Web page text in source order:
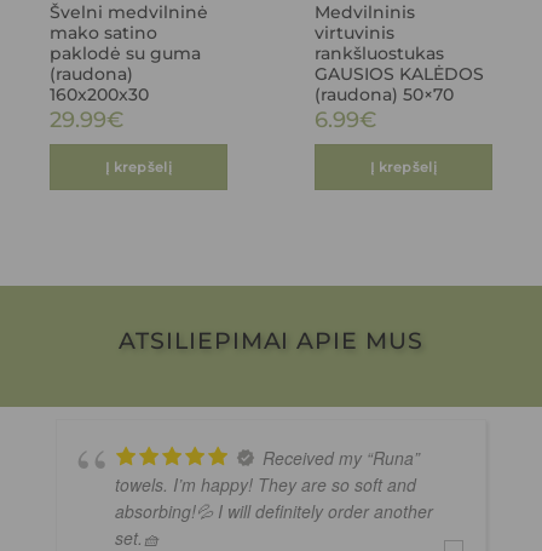
Švelni medvilninė
mako satino
paklodė su guma
(raudona)
160x200x30
29.99€
Į krepšelį
Medvilninis
virtuvinis
rankšluostukas
GAUSIOS KALĖDOS
(raudona) 50×70
6.99€
Į krepšelį
ATSILIEPIMAI APIE MUS
Received my “Runa”
towels. I’m happy! They are so soft and
absorbing!💦 I will definitely order another
set.🧺